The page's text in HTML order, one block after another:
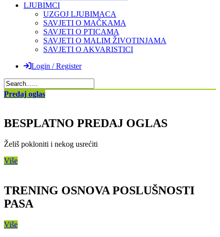
LJUBIMCI
UZGOJ LJUBIMACA
SAVJETI O MAČKAMA
SAVJETI O PTICAMA
SAVJETI O MALIM ŽIVOTINJAMA
SAVJETI O AKVARISTICI
Login / Register
Predaj oglas
BESPLATNO PREDAJ OGLAS
Želiš pokloniti i nekog usrećiti
Više
TRENING OSNOVA POSLUŠNOSTI
PASA
Više